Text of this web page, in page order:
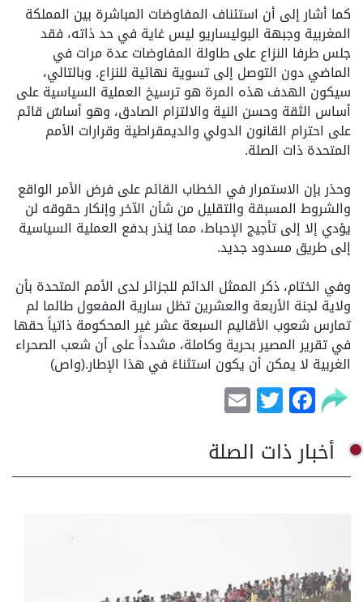
كما أشار إلى أن استئناف المفاوضات المباشرة بين المملكة
المغربية وجبهة البوليساريو ليس غاية في حد ذاته، فقد
جلس طرفا النزاع على طاولة المفاوضات عدة مرات في
الماضي دون التوصل إلى تسوية نهائية للنزاع. وبالتالي،
سيكون الهدف هذه المرة هو ترسيخ العملية السياسية على
أساس الثقة وحسن النية والالتزام الصادق، وهو أساسٌ قائم
على احترام القانون الدولي والديمقراطية وقرارات الأمم
المتحدة ذات الصلة.
وحذر بإن الاستمرار في الخطاب القائم على فرض الأمر الواقع
والشروط المسبقة والتقليل من شأن الآخر وإنكار حقوقه لن
يؤدي إلا إلى تأجيج الإحباط، مما يُنذر بدفع العملية السياسية
إلى طريق مسدود جديد.
وفي الختام، ذكر الممثل الدائم للجزائر لدى الأمم المتحدة بأن
ولاية لجنة الأربعة والعشرين تظل سارية المفعول طالما لم
تمارس شعوب الأقاليم السبعة عشر غير المحكومة ذاتياً حقها
في تقرير المصير بحرية وكاملة، مشدداً على أن شعب الصحراء
الغربية لا يمكن أن يكون استثناءً في هذا الإطار.(واص)
Facebook
Twitter
أخبار ذات الصلة